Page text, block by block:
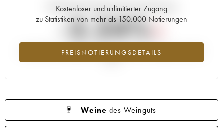
Kostenloser und unlimitierter Zugang
zu Statistiken von mehr als 150.000 Notierungen
PREISNOTIERUNGSDETAILS
Aktuelle Entwicklung der Preisnotierung
-2.24%
Preisabfall des Jahrgangs 2017 im Jahr 2026 im Vergleich zum Jahr
Weine des Weinguts